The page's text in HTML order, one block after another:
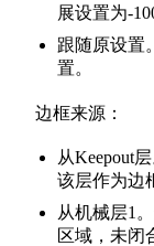
展设置为-
跟随原设置
置。
边框来源：
从Keepout
该层作为边
从机械层1
区域，未闭